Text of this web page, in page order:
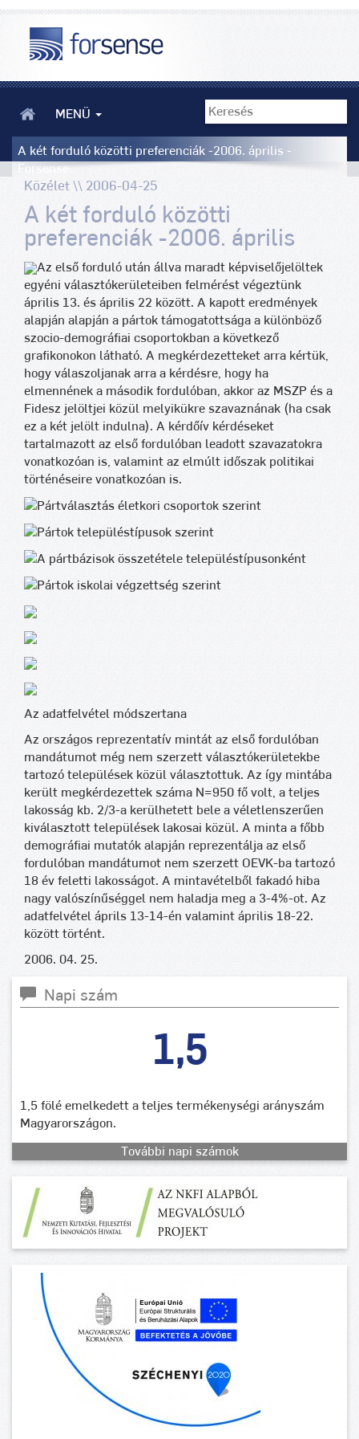
MENÜ
A két forduló közötti preferenciák -2006. április -
Forsense
Közélet \\ 2006-04-25
A két forduló közötti
preferenciák -2006. április
Az első forduló után állva maradt képviselőjelöltek
egyéni választókerületeiben felmérést végeztünk
április 13. és április 22 között. A kapott eredmények
alapján alapján a pártok támogatottsága a különböző
szocio-demográfiai csoportokban a következő
grafikonokon látható. A megkérdezetteket arra kértük,
hogy válaszoljanak arra a kérdésre, hogy ha
elmennének a második fordulóban, akkor az MSZP és a
Fidesz jelöltjei közül melyikükre szavaznának (ha csak
ez a két jelölt indulna). A kérdőív kérdéseket
tartalmazott az első fordulóban leadott szavazatokra
vonatkozóan is, valamint az elmúlt időszak politikai
történéseire vonatkozóan is.
Az adatfelvétel módszertana
Az országos reprezentatív mintát az első fordulóban
mandátumot még nem szerzett választókerületekbe
tartozó települések közül választottuk. Az így mintába
került megkérdezettek száma N=950 fő volt, a teljes
lakosság kb. 2/3-a kerülhetett bele a véletlenszerűen
kiválasztott települések lakosai közül. A minta a főbb
demográfiai mutatók alapján reprezentálja az első
fordulóban mandátumot nem szerzett OEVK-ba tartozó
18 év feletti lakosságot. A mintavételből fakadó hiba
nagy valószínűséggel nem haladja meg a 3-4%-ot. Az
adatfelvétel áprils 13-14-én valamint április 18-22.
között történt.
2006. 04. 25.
Napi szám
1,5
1,5 fölé emelkedett a teljes termékenységi arányszám
Magyarországon.
További napi számok